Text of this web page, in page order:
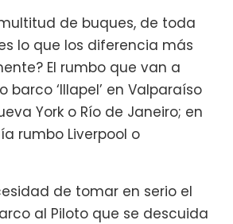
de buques, de toda
lo que los diferencia más
El rumbo que van a
barco ‘Illapel’ en Valparaíso
York o Río de Janeiro; en
rumbo Liverpool o
de tomar en serio el
al Piloto que se descuida